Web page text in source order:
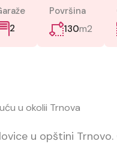
2
Površina
130m2
u okolii Trnova
u opštini